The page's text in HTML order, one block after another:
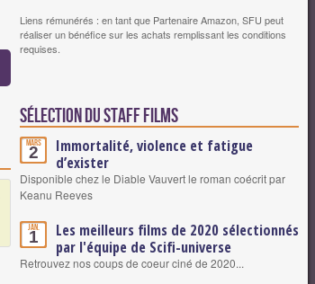
Liens rémunérés : en tant que Partenaire Amazon, SFU peut
réaliser un bénéfice sur les achats remplissant les conditions
requises.
Sélection du staff Films
Mars
2
Immortalité, violence et fatigue
d’exister
Disponible chez le Diable Vauvert le roman coécrit par
Keanu Reeves
Jan.
1
Les meilleurs films de 2020 sélectionnés
par l'équipe de Scifi-universe
Retrouvez nos coups de coeur ciné de 2020...